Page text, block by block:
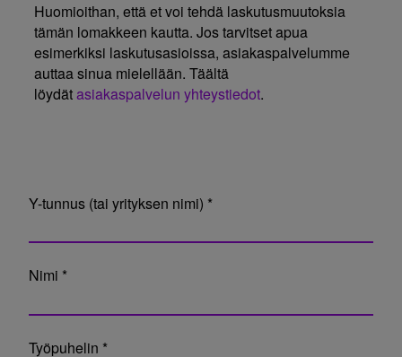
Huomioithan, että et voi tehdä laskutusmuutoksia
tämän lomakkeen kautta. Jos tarvitset apua
esimerkiksi laskutusasioissa, asiakaspalvelumme
auttaa sinua mielellään. Täältä
löydätasiakaspalvelun yhteystiedot.
Y-tunnus (tai yrityksen nimi) *
Nimi *
Työpuhelin *